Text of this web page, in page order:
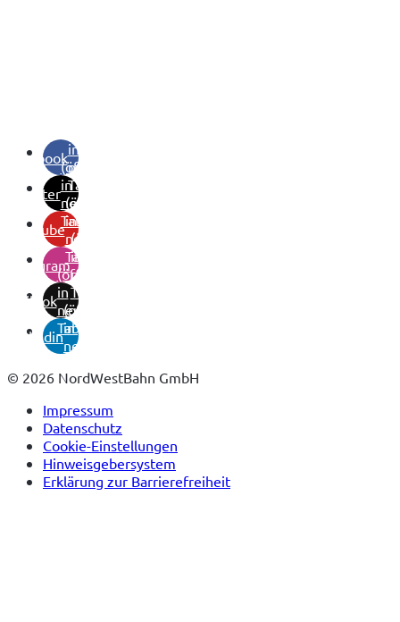
facebookin
neuem
Tab)
twitter
(öffnet
in
neuem
Tab)
youtube
(öffnet
in
neuem
Tab)
instagram
(öffnet
in
neuem
Tab)
tiktok
(öffnet
in
neuem
Tab)
linkedin
(öffnet
in
neuem
© 2026 NordWestBahn GmbH
Impressum
Datenschutz
Cookie-Einstellungen
Hinweisgebersystem
Erklärung zur Barrierefreiheit